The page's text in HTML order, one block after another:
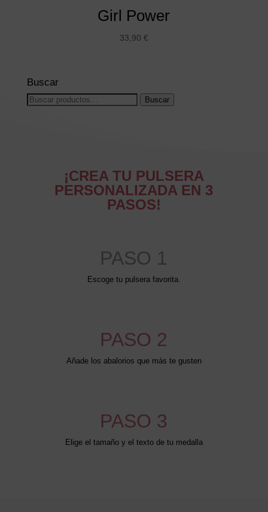
Girl Power
33,90 €
Buscar
Buscar
Buscar
¡CREA TU PULSERA
PERSONALIZADA EN 3
PASOS!
PASO 1
Escoge tu pulsera favorita.
PASO 2
Añade los abalorios que más te gusten
PASO 3
Elige el tamaño y el texto de tu medalla